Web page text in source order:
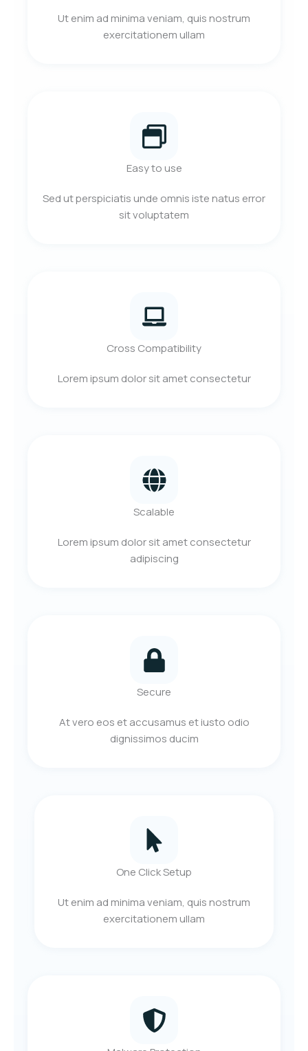
Ut enim ad minima veniam, quis nostrum
exercitationem ullam
Easy to use
Sed ut perspiciatis unde omnis iste natus error
sit voluptatem
Cross Compatibility
Lorem ipsum dolor sit amet consectetur
Scalable
Lorem ipsum dolor sit amet consectetur
adipiscing
Secure
At vero eos et accusamus et iusto odio
dignissimos ducim
One Click Setup
Ut enim ad minima veniam, quis nostrum
exercitationem ullam